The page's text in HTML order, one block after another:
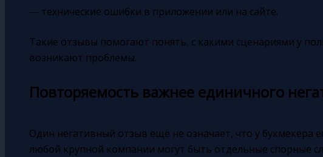
— технические ошибки в приложении или на сайте.
Такие отзывы помогают понять, с какими сценариями у
возникают проблемы.
Повторяемость важнее единичного
Один негативный отзыв ещё не означает, что у букмекера
любой крупной компании могут быть отдельные спорные